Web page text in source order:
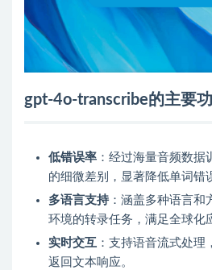
gpt-4o-transcribe的主要
低错误率 ：经过海量音频数据
的细微差别，显著降低单词错
多语言支持：涵盖多种语言和
环境的转录任务，满足全球化
实时交互 ：支持语音流式处理
返回文本响应。